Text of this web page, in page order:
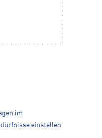
im
einstellen